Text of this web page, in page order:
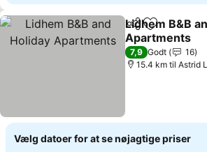
Del Føj til
Lidhem B&B
Apartments
Se priser
7,9 Godt
16
15.4 km til Astrid
Vælg datoer for at se nøjagtige priser